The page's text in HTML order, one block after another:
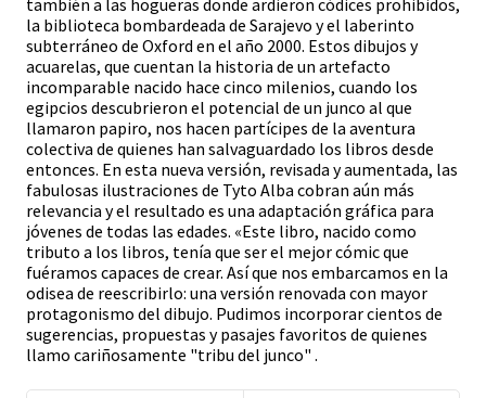
también a las hogueras donde ardieron códices prohibidos,
la biblioteca bombardeada de Sarajevo y el laberinto
subterráneo de Oxford en el año 2000. Estos dibujos y
acuarelas, que cuentan la historia de un artefacto
incomparable nacido hace cinco milenios, cuando los
egipcios descubrieron el potencial de un junco al que
llamaron papiro, nos hacen partícipes de la aventura
colectiva de quienes han salvaguardado los libros desde
entonces. En esta nueva versión, revisada y aumentada, las
fabulosas ilustraciones de Tyto Alba cobran aún más
relevancia y el resultado es una adaptación gráfica para
jóvenes de todas las edades. «Este libro, nacido como
tributo a los libros, tenía que ser el mejor cómic que
fuéramos capaces de crear. Así que nos embarcamos en la
odisea de reescribirlo: una versión renovada con mayor
protagonismo del dibujo. Pudimos incorporar cientos de
sugerencias, propuestas y pasajes favoritos de quienes
llamo cariñosamente "tribu del junco" .